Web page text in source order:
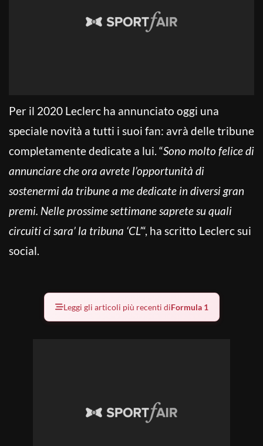
Per il 2020 Leclerc ha annunciato oggi una
speciale novità a tutti i suoi fan: avrà delle tribune
completamente dedicate a lui. “Sono molto felice di
annunciare che ora avrete l’opportunità di
sostenermi da tribune a me dedicate in diversi gran
premi. Nelle prossime settimane saprete su quali
circuiti ci sara’ la tribuna ‘CL’“, ha scritto Leclerc sui
social.
Leggi gli articoli più recenti diFormula 1